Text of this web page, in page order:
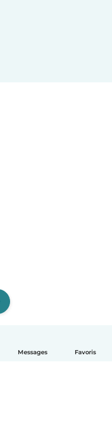
Messages Favoris